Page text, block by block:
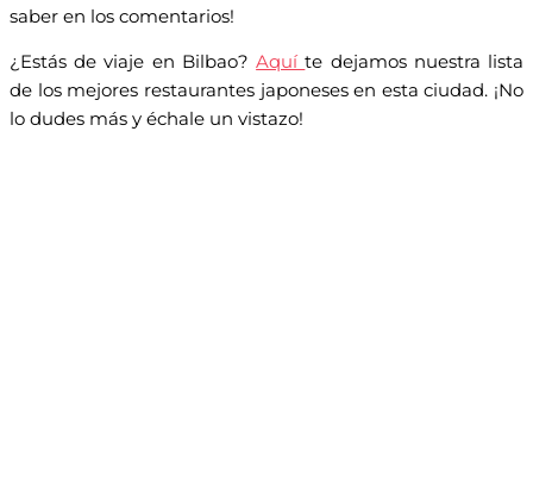
saber en los comentarios!
¿Estás de viaje en Bilbao?Aquíte dejamos nuestra lista
de los mejores restaurantes japoneses en esta ciudad. ¡No
lo dudes más y échale un vistazo!